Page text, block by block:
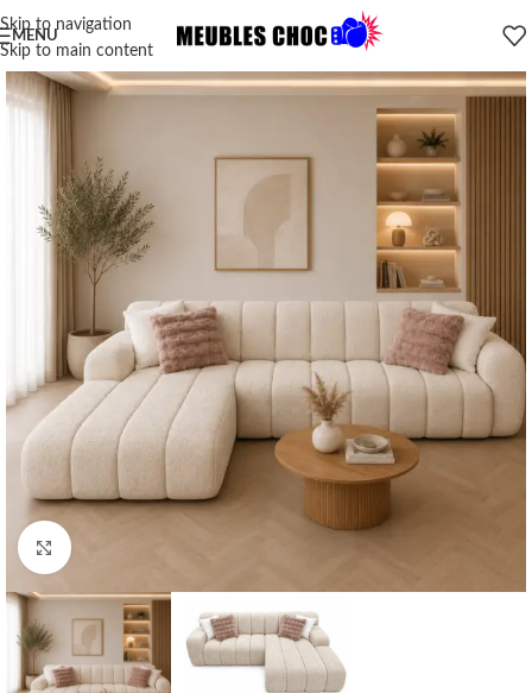
Skip to navigation
Skip to main content
MENU
Click to enlarge